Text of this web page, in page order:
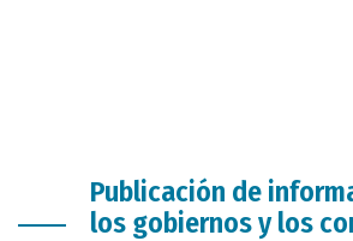
Publicación de
los gobiernos y los